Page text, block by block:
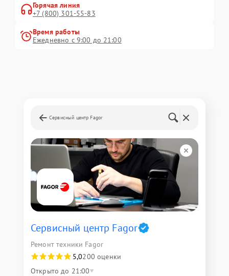
Горячая линия
+7 (800) 301-55-83
Время работы
Ежедневно с 9:00 до 21:00
Сервисный центр Fagor
Сервисный центр Fagor
Ремонт техники Fagor
5,0200 оценки
Открыто до 21:00